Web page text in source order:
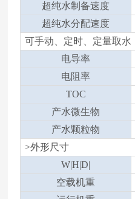
超纯水制备速度
超纯水分配速度
可手动、定时、定量取水
电导率
电阻率
TOC
产水微生物
产水颗粒物
>外形尺寸
W|H|D|
空载机重